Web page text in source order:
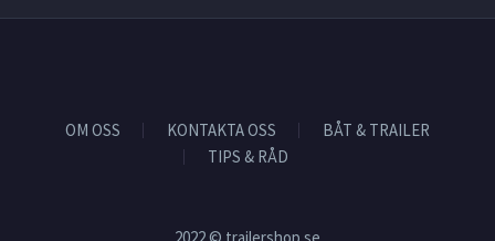
OM OSS KONTAKTA OSS
BÅT & TRAILER
TIPS & RÅD